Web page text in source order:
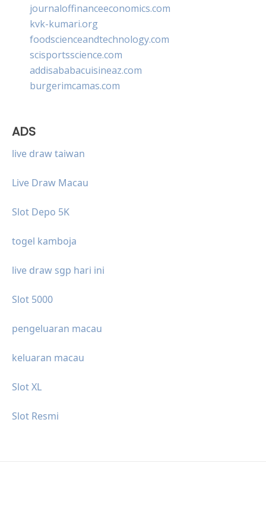
journaloffinanceeconomics.com
kvk-kumari.org
foodscienceandtechnology.com
scisportsscience.com
addisababacuisineaz.com
burgerimcamas.com
ADS
live draw taiwan
Live Draw Macau
Slot Depo 5K
togel kamboja
live draw sgp hari ini
Slot 5000
pengeluaran macau
keluaran macau
Slot XL
Slot Resmi